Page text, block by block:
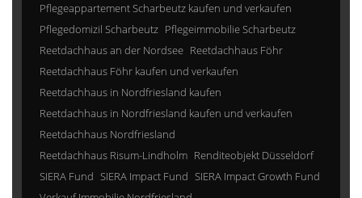
Pflegeappartement Scharbeutz kaufen und verkaufen
Pflegedomizil Scharbeutz Pflegeimmobilie Scharbeutz
Reetdachhaus an der Nordsee Reetdachhaus Föhr
Reetdachhaus Föhr kaufen und verkaufen
Reetdachhaus in Nordfriesland kaufen
Reetdachhaus in Nordfriesland kaufen und verkaufen
Reetdachhaus Nordfriesland
Reetdachhaus Risum-Lindholm Renditeobjekt Düsseldorf
SIERA Fund SIERA Impact Fund SIERA Impact Growth Fund